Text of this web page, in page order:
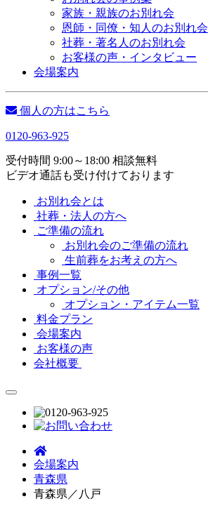
家族・親族のお別れ会
恩師・同僚・知人のお別れ会
社葬・著名人のお別れ会
お客様の声・インタビュー
会場案内
個人の方はこちら
0120-963-925
受付時間 9:00～18:00 相談無料
ビデオ通話も受け付けております
お別れ会とは
社葬・法人の方へ
ご準備の流れ
お別れ会のご準備の流れ
生前葬をお考えの方へ
事例一覧
オプション/その他
オプション・アイテム一覧
料金プラン
会場案内
お客様の声
会社概要
会場案内
青森県
青森県／八戸